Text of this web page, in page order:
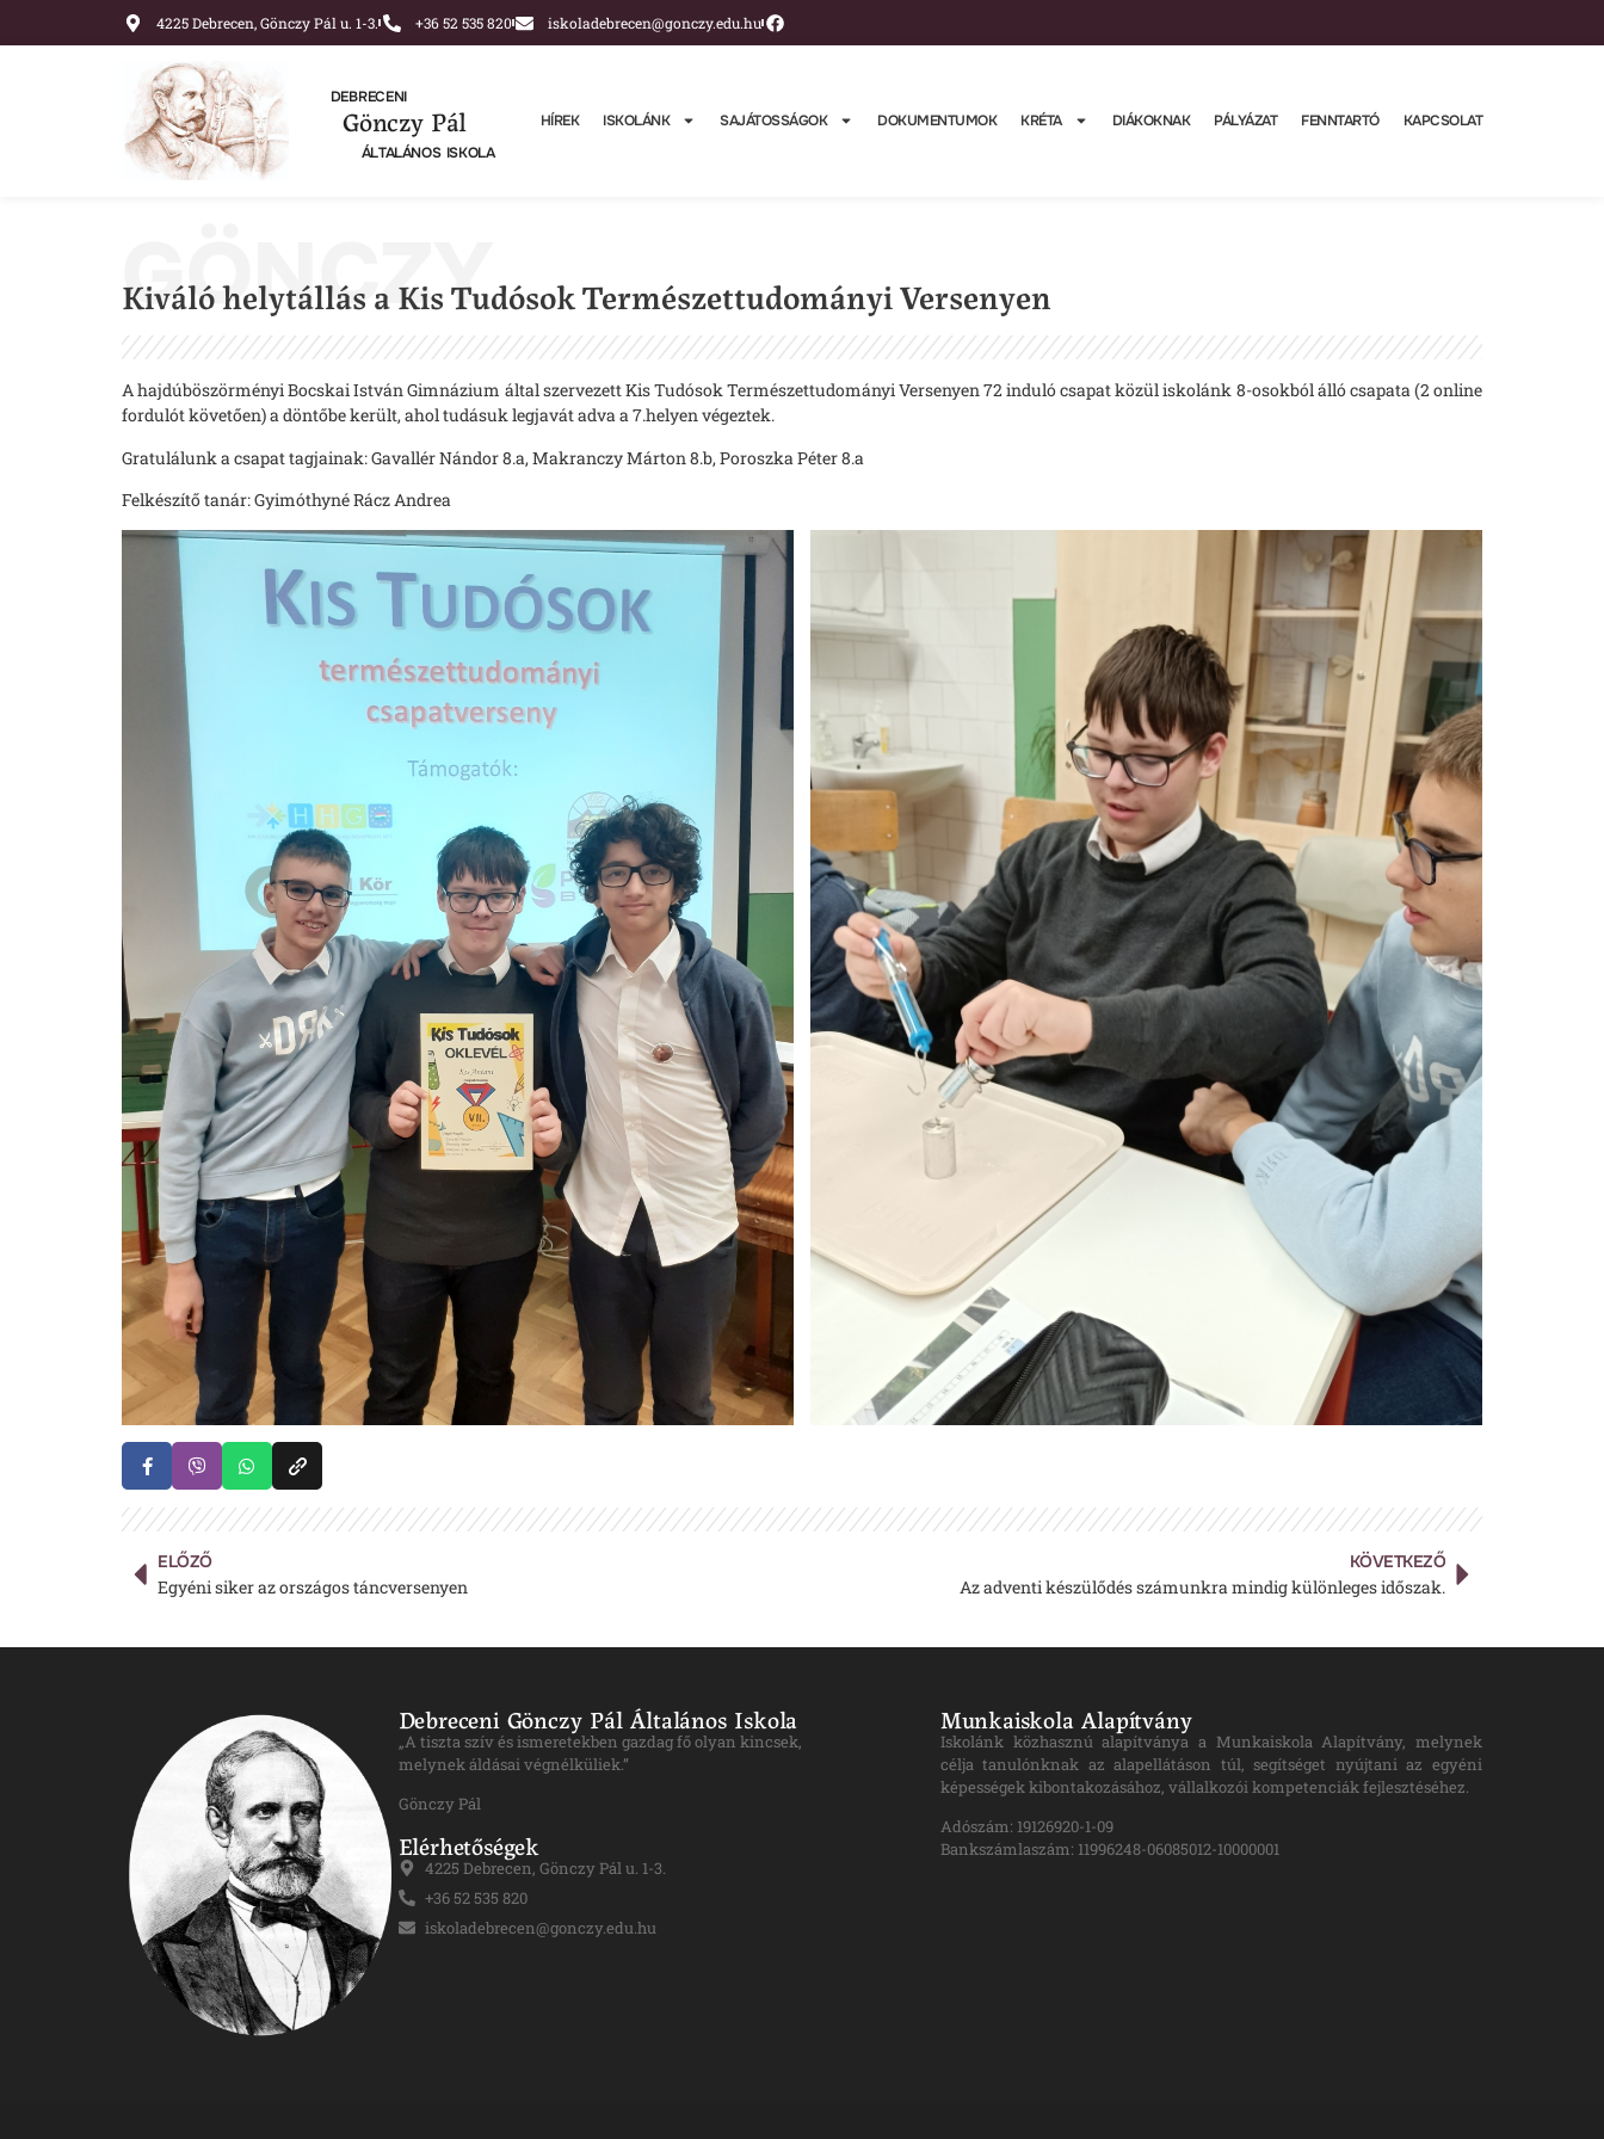
4225 Debrecen, Gönczy Pál u. 1-3. +36 52 535 820 iskoladebrecen@gonczy.edu.hu
DEBRECENI
Gönczy Pál
ÁLTALÁNOS ISKOLA
HÍREK ISKOLÁNK SAJÁTOSSÁGOK DOKUMENTUMOK KRÉTA DIÁKOKNAK PÁLYÁZAT FENNTARTÓ KAPCSOLAT
GÖNCZY
Kiváló helytállás a Kis Tudósok Természettudományi Versenyen
A hajdúböszörményi Bocskai István Gimnázium által szervezett Kis Tudósok Természettudományi Versenyen 72 induló csapat közül iskolánk 8-osokból álló csapata (2 online
fordulót követően) a döntőbe került, ahol tudásuk legjavát adva a 7.helyen végeztek.
Gratulálunk a csapat tagjainak: Gavallér Nándor 8.a, Makranczy Márton 8.b, Poroszka Péter 8.a
Felkészítő tanár: Gyimóthyné Rácz Andrea
ELŐZŐ
Egyéni siker az országos táncversenyen
KÖVETKEZŐ
Az adventi készülődés számunkra mindig különleges időszak.
Debreceni Gönczy Pál Általános Iskola
„A tiszta szív és ismeretekben gazdag fő olyan kincsek,
melynek áldásai végnélküliek.”
Gönczy Pál
Elérhetőségek
4225 Debrecen, Gönczy Pál u. 1-3.
+36 52 535 820
iskoladebrecen@gonczy.edu.hu
Munkaiskola Alapítvány
Iskolánk közhasznú alapítványa a Munkaiskola Alapítvány, melynek
célja tanulónknak az alapellátáson túl, segítséget nyújtani az egyéni
képességek kibontakozásához, vállalkozói kompetenciák fejlesztéséhez.
Adószám: 19126920-1-09
Bankszámlaszám: 11996248-06085012-10000001